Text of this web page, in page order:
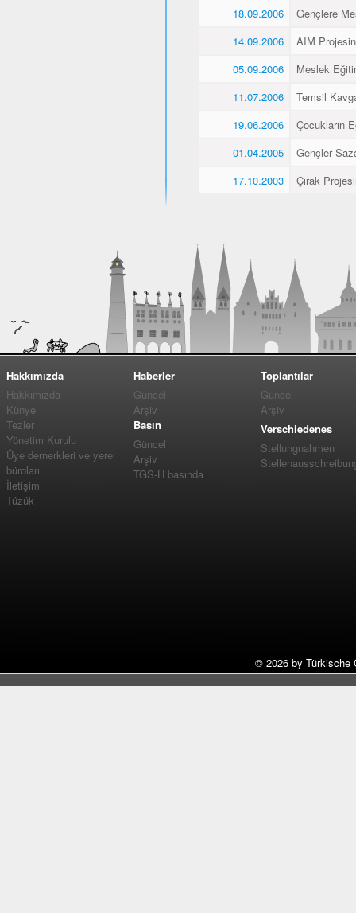
18.09.2006
Gençlere
14.09.2006
AIM
05.09.2006
Meslek
11.07.2006
Temsil
19.06.2006
Çocukların
01.04.2005
Gençler
17.10.2003
Çırak
Hakkımızda
Hakkımızda
Künye
Tezler
Yönetim Kurulu
Üye dernerkleri ve yerel
büroları
İletişim
Tüzük
Haberler
Güncel
Arşiv
Basın
Güncel
Arşiv
TGS-H basında
Toplantılar
Güncel
Arşiv
Verschiedenes
Stellungnahmen
© 2026 by Türkische